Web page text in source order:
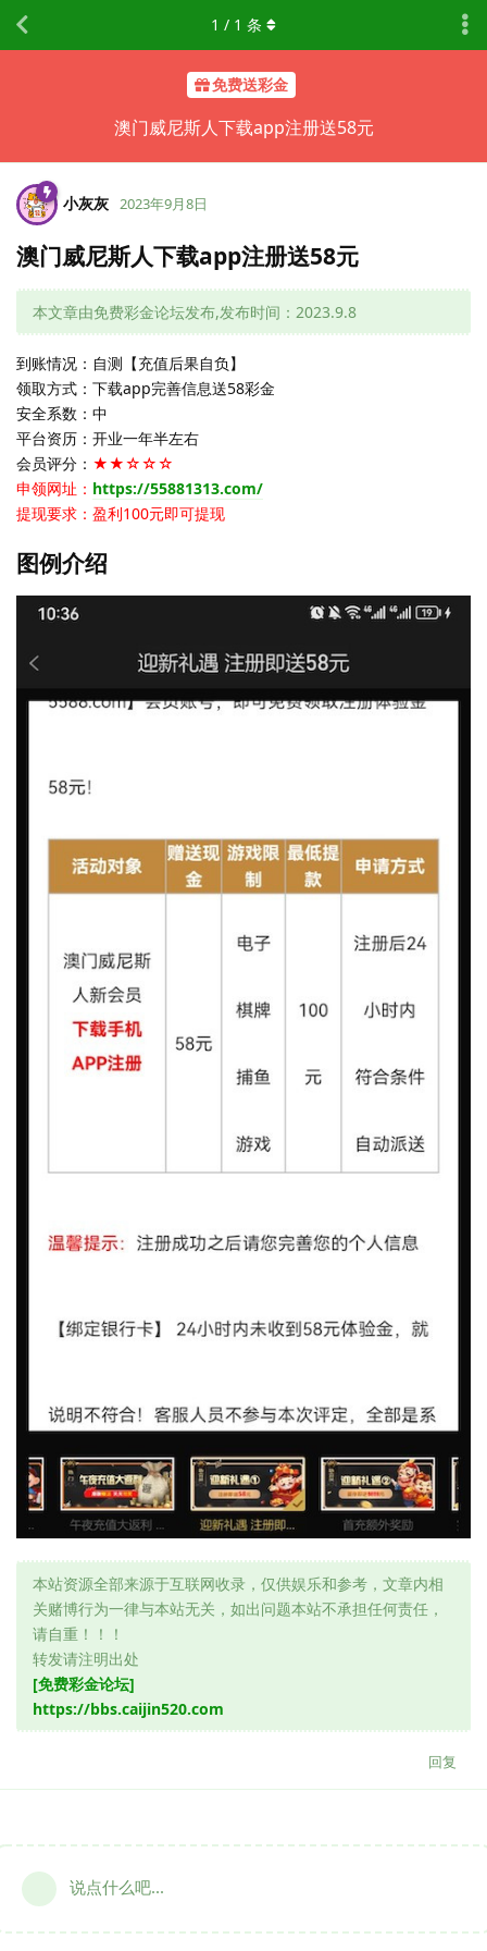
免费送彩金
澳门威尼斯人下载app注册送58元
1 / 1 条
小灰灰 2023年9月8日
澳门威尼斯人下载app注册送58元
本文章由免费彩金论坛发布,发布时间：2023.9.8
到账情况：自测【充值后果自负】
领取方式：下载app完善信息送58彩金
安全系数：中
平台资历：开业一年半左右
会员评分： ★★☆☆☆
申领网址： https://55881313.com/
提现要求：盈利100元即可提现
图例介绍
本站资源全部来源于互联网收录，仅供娱乐和参考，文章内相
关赌博行为一律与本站无关，如出问题本站不承担任何责任，
请自重！！！
转发请注明出处
[免费彩金论坛]
https://bbs.caijin520.com
回复
说点什么吧...